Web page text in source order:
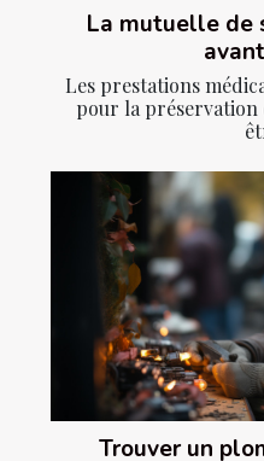
La mutuelle de
Les prestations
pour la préservation
Trouver un